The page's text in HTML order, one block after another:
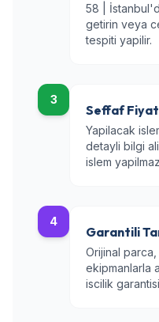
58 |
getirin veya
tespiti yapilir.
3
Seffaf
Yapilacak
detayli bilgi
islem
4
Garantili
Orijinal
ekipmanlarla
iscilik